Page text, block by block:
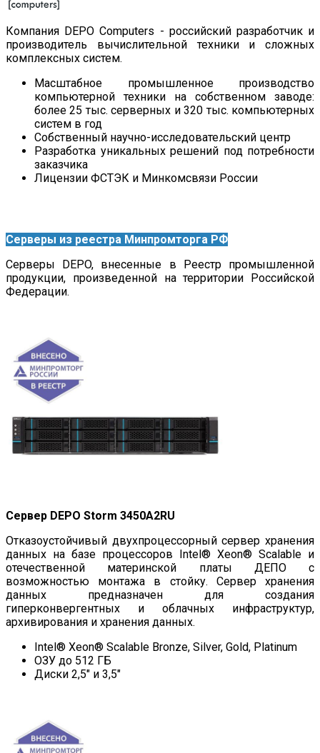
Компания DEPO Computers - российский разработчик и
производитель вычислительной техники и сложных
комплексных систем.
Масштабное промышленное производство
компьютерной техники на собственном заводе:
более 25 тыс. серверных и 320 тыс. компьютерных
систем в год
Собственный научно-исследовательский центр
Разработка уникальных решений под потребности
заказчика
Лицензии ФСТЭК и Минкомсвязи России
Серверы из реестра Минпромторга РФ
Серверы DEPO, внесенные в Реестр промышленной
продукции, произведенной на территории Российской
Федерации.
Сервер DEPO Storm 3450A2RU
Отказоустойчивый двухпроцессорный сервер хранения
данных на базе процессоров Intel® Xeon® Scalable и
отечественной материнской платы ДЕПО с
возможностью монтажа в стойку. Сервер хранения
данных предназначен для создания
гиперконвергентных и облачных инфраструктур,
архивирования и хранения данных.
Intel® Xeon® Scalable Bronze, Silver, Gold, Platinum
ОЗУ до 512 ГБ
Диски 2,5″ и 3,5″